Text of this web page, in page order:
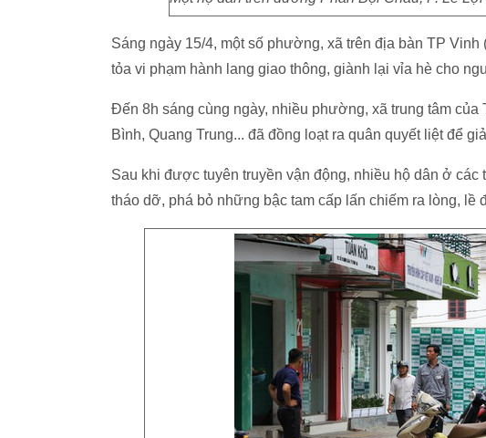
Sáng ngày 15/4, một số phường, xã trên địa bàn TP
tỏa vi phạm hành lang giao thông, giành lại vỉa hè cho
Đến 8h sáng cùng ngày, nhiều phường, xã trung tâm
Bình, Quang Trung... đã đồng loạt ra quân quyết liệt để
Sau khi được tuyên truyền vận động, nhiều hộ dân ở
tháo dỡ, phá bỏ những bậc tam cấp lấn chiếm ra lòng, lề